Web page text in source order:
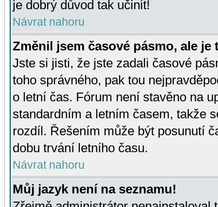
je dobrý důvod tak učinit!
Návrat nahoru
Změnil jsem časové pásmo, ale je
Jste si jisti, že jste zadali časové
toho správného, pak tou
o letní čas. Fórum není stavěno na
standardním a letním časem, takže
rozdíl. Řešením může být posunutí
dobu trvání letního času.
Návrat nahoru
Můj jazyk není na seznamu!